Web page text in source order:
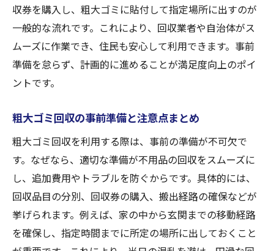
収券を購入し、粗大ゴミに貼付して指定場所に出すのが
一般的な流れです。これにより、回収業者や自治体がス
ムーズに作業でき、住民も安心して利用できます。事前
準備を怠らず、計画的に進めることが満足度向上のポイ
ントです。
粗大ゴミ回収の事前準備と注意点まとめ
粗大ゴミ回収を利用する際は、事前の準備が不可欠で
す。なぜなら、適切な準備が不用品の回収をスムーズに
し、追加費用やトラブルを防ぐからです。具体的には、
回収品目の分別、回収券の購入、搬出経路の確保などが
挙げられます。例えば、家の中から玄関までの移動経路
を確保し、指定時間までに所定の場所に出しておくこと